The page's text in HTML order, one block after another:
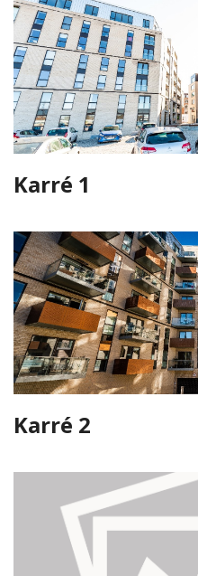
Karré 1
Karré 2